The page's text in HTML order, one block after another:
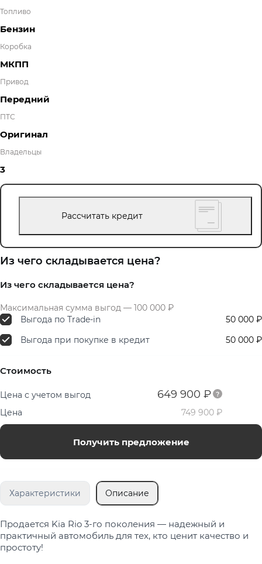
Топливо
Бензин
Коробка
МКПП
Привод
Передний
ПТС
Оригинал
Владельцы
3
Рассчитать кредит
Из чего складывается цена?
Из чего складывается цена?
Максимальная сумма выгод — 100 000 ₽
Выгода по Trade-in
50 000 ₽
Выгода при покупке в кредит
50 000 ₽
Стоимость
Цена с учетом выгод 649 900 ₽
Цена 749 900 ₽
Получить предложение
Характеристики Описание
Продается Kia Rio 3-го поколения — надежный и
практичный автомобиль для тех, кто ценит качество и
простоту!